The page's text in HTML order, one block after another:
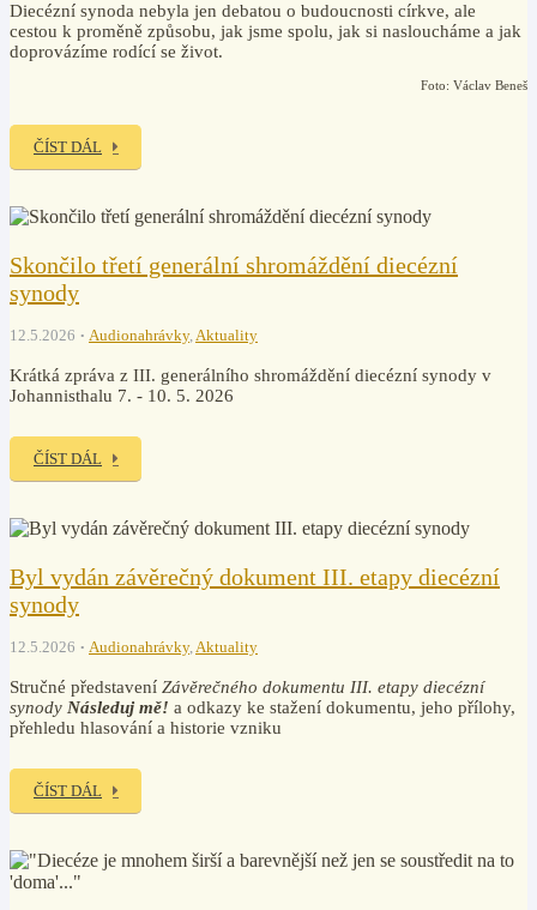
Diecézní synoda nebyla jen debatou o budoucnosti církve, ale
cestou k proměně způsobu, jak jsme spolu, jak si nasloucháme a jak
doprovázíme rodící se život.
Foto: Václav Beneš
ČÍST DÁL
Skončilo třetí generální shromáždění diecézní
synody
12.5.2026 Audionahrávky,Aktuality
Krátká zpráva z III. generálního shromáždění diecézní synody v
Johannisthalu 7. - 10. 5. 2026
ČÍST DÁL
Byl vydán závěrečný dokument III. etapy diecézní
synody
12.5.2026 Audionahrávky,Aktuality
Stručné představení Závěrečného dokumentu III. etapy diecézní
synody Následuj mě! a odkazy ke stažení dokumentu, jeho přílohy,
přehledu hlasování a historie vzniku
ČÍST DÁL